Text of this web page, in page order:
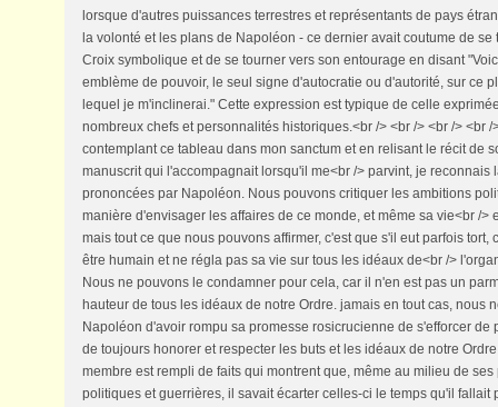
lorsque d'autres puissances terrestres et représentants de pays
la volonté et les plans de Napoléon - ce dernier avait coutume de se
Croix symbolique et de se tourner vers son entourage en disant
emblème de pouvoir, le seul signe d'autocratie ou d'autorité, sur ce
lequel je m'inclinerai." Cette expression est typique de celle
nombreux chefs et personnalités historiques.<br /> <br /> <br /> <br /
contemplant ce tableau dans mon sanctum et en relisant le récit de
manuscrit qui l'accompagnait lorsqu'il me<br /> parvint, je reconnais
prononcées par Napoléon. Nous pouvons critiquer les ambitions
manière d'envisager les affaires de ce monde, et même sa vie<br />
mais tout ce que nous pouvons affirmer, c'est que s'il eut parfois tort,
être humain et ne régla pas sa vie sur tous les idéaux de<br />
Nous ne pouvons le condamner pour cela, car il n'en est pas un
hauteur de tous les idéaux de notre Ordre. jamais en tout cas, nous
Napoléon d'avoir rompu sa promesse rosicrucienne de s'efforcer de
de toujours honorer et respecter les buts et les idéaux de notre
membre est rempli de faits qui montrent que, même au milieu de
politiques et guerrières, il savait écarter celles-ci le temps qu'il fallait